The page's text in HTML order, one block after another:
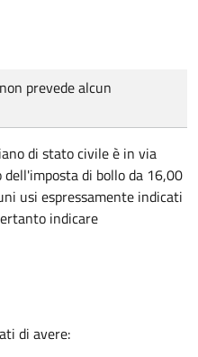
prevede alcun
di stato civile è in via
di bollo da 16,00
usi espressamente indicati
indicare
di avere: